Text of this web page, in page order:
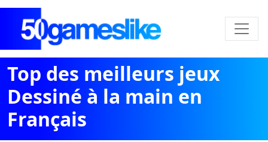
Top des meilleurs jeux
Dessiné à la main en
Français